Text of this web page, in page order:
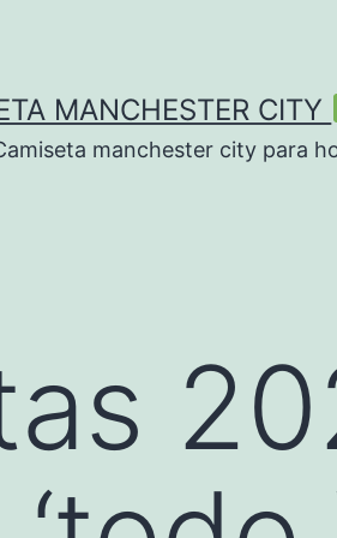
MANCHESTER CITY
manchester city para